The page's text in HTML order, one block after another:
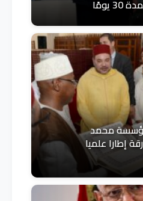
محمد
إطارا علميا